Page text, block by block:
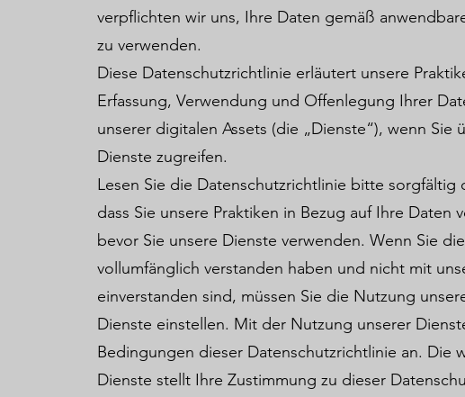
verpflichten wir uns, Ihre Daten gemäß
zu verwenden.
Diese Datenschutzrichtlinie erläutert unsere
Erfassung, Verwendung und Offenlegung Ihrer
unserer digitalen Assets (die „Dienste“), wenn Sie
Dienste zugreifen.
Lesen Sie die Datenschutzrichtlinie bitte sorgfältig
dass Sie unsere Praktiken in Bezug auf Ihre Daten
bevor Sie unsere Dienste verwenden. Wenn Sie
vollumfänglich verstanden haben und nicht mit
einverstanden sind, müssen Sie die Nutzung
Dienste einstellen. Mit der Nutzung unserer
Bedingungen dieser Datenschutzrichtlinie an. Die
Dienste stellt Ihre Zustimmung zu dieser